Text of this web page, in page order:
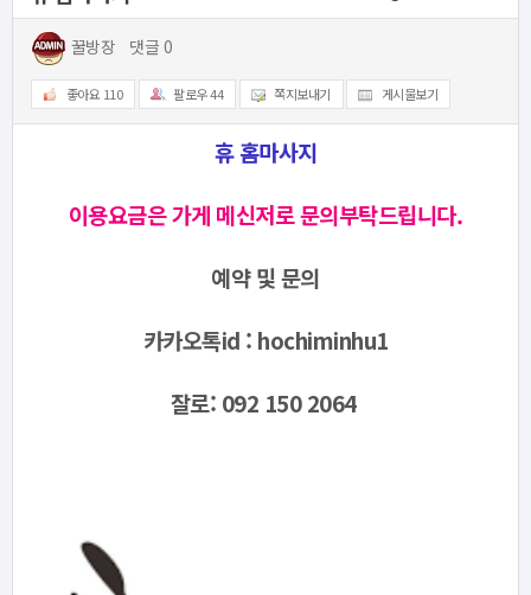
꿀방장 댓글 0
좋아요 110 팔로우44 쪽지보내기 게시물보기
휴 홈마사지
이용요금은 가게 메신저로 문의부탁드립니다.
예약 및 문의
카카오톡id : hochiminhu1
잘로: 092 150 2064